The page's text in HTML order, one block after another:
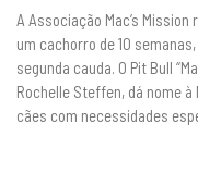
A Associação Mac’s
um cachorro de 10
segunda cauda. O Pit Bull
Rochelle Steffen, dá nome à
cães com necessidades